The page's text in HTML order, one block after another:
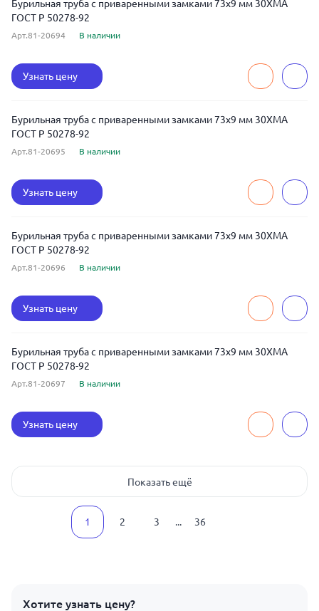
Бурильная труба с приваренными замками 73x9 мм 30ХМА
ГОСТ Р 50278-92
Арт.81-20694 В наличии
Узнать цену
Бурильная труба с приваренными замками 73x9 мм 30ХМА
ГОСТ Р 50278-92
Арт.81-20695 В наличии
Узнать цену
Бурильная труба с приваренными замками 73x9 мм 30ХМА
ГОСТ Р 50278-92
Арт.81-20696 В наличии
Узнать цену
Бурильная труба с приваренными замками 73x9 мм 30ХМА
ГОСТ Р 50278-92
Арт.81-20697 В наличии
Узнать цену
Показать ещё
1 2 3 ... 36
Хотите узнать цену?